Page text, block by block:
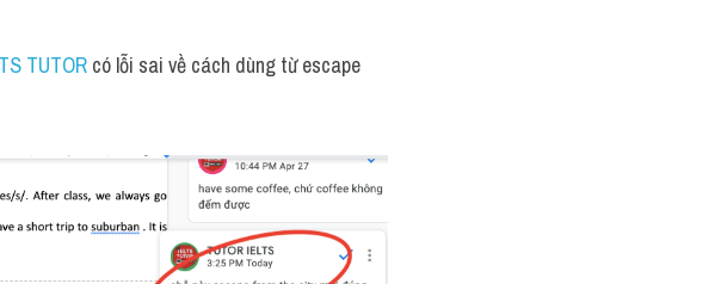
TUTOR có lỗi sai về cách dùng từ escape